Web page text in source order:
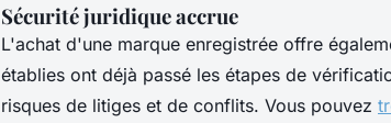
Sécurité juridique accrue
L'achat d'une marque enregistrée offre
établies ont déjà passé les étapes de
risques de litiges et de conflits. Vous pouvez